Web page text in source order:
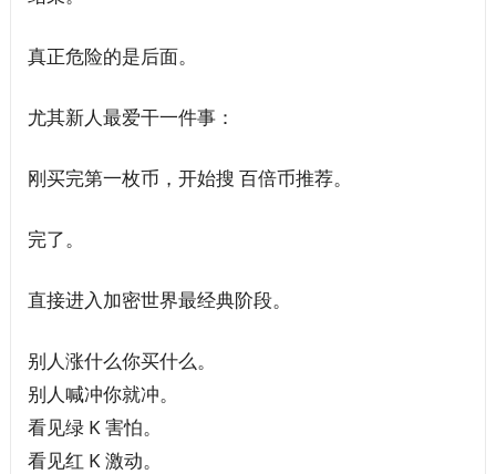
真正危险的是后面。
尤其新人最爱干一件事：
刚买完第一枚币，开始搜 百倍币推荐。
完了。
直接进入加密世界最经典阶段。
别人涨什么你买什么。
别人喊冲你就冲。
看见绿 K 害怕。
看见红 K 激动。